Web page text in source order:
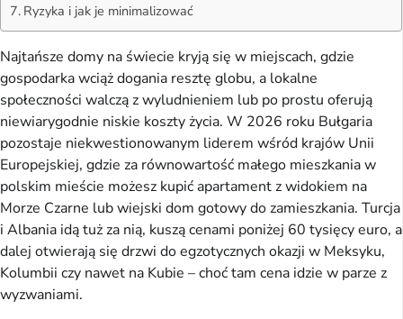
Ryzyka i jak je minimalizować
Najtańsze domy na świecie kryją się w miejscach, gdzie
gospodarka wciąż dogania resztę globu, a lokalne
społeczności walczą z wyludnieniem lub po prostu oferują
niewiarygodnie niskie koszty życia. W 2026 roku Bułgaria
pozostaje niekwestionowanym liderem wśród krajów Unii
Europejskiej, gdzie za równowartość małego mieszkania w
polskim mieście możesz kupić apartament z widokiem na
Morze Czarne lub wiejski dom gotowy do zamieszkania. Turcja
i Albania idą tuż za nią, kuszą cenami poniżej 60 tysięcy euro, a
dalej otwierają się drzwi do egzotycznych okazji w Meksyku,
Kolumbii czy nawet na Kubie – choć tam cena idzie w parze z
wyzwaniami.